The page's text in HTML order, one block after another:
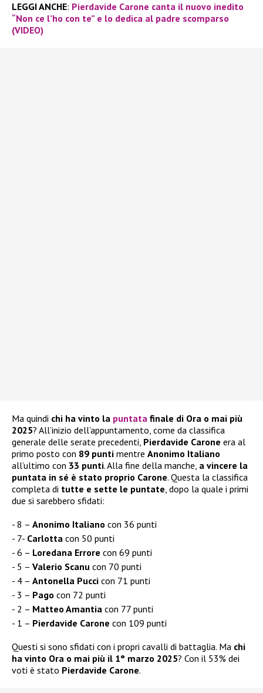
LEGGI ANCHE: Pierdavide Carone canta il nuovo inedito
“Non ce l’ho con te” e lo dedica al padre scomparso
(VIDEO)
Ma quindi chi ha vinto la puntata finale di Ora o mai più
2025? All’inizio dell’appuntamento, come da classifica
generale delle serate precedenti, Pierdavide Carone era al
primo posto con 89 punti mentre Anonimo Italiano
all’ultimo con 33 punti. Alla fine della manche, a vincere la
puntata in sé è stato proprio Carone. Questa la classifica
completa di tutte e sette le puntate, dopo la quale i primi
due si sarebbero sfidati:
8 – Anonimo Italiano con 36 punti
7- Carlotta con 50 punti
6 – Loredana Errore con 69 punti
5 – Valerio Scanu con 70 punti
4 – Antonella Pucci con 71 punti
3 – Pago con 72 punti
2 – Matteo Amantia con 77 punti
1 – Pierdavide Carone con 109 punti
Questi si sono sfidati con i propri cavalli di battaglia. Ma chi
ha vinto Ora o mai più il 1° marzo 2025? Con il 53% dei
voti è stato Pierdavide Carone.